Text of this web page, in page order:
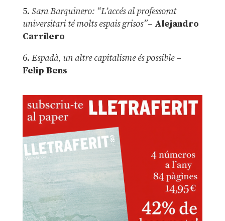
5. Sara Barquinero: “L’accés al professorat
universitari té molts espais grisos”– Alejandro
Carrilero
6. Espadà, un altre capitalisme és possible –
Felip Bens